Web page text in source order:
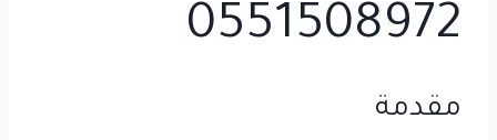
0551508972
مقدمة